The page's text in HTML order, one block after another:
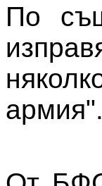
По
армия".